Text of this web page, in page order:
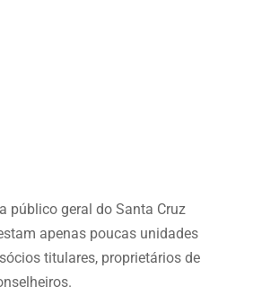
público geral do Santa Cruz
apenas poucas unidades
titulares, proprietários de